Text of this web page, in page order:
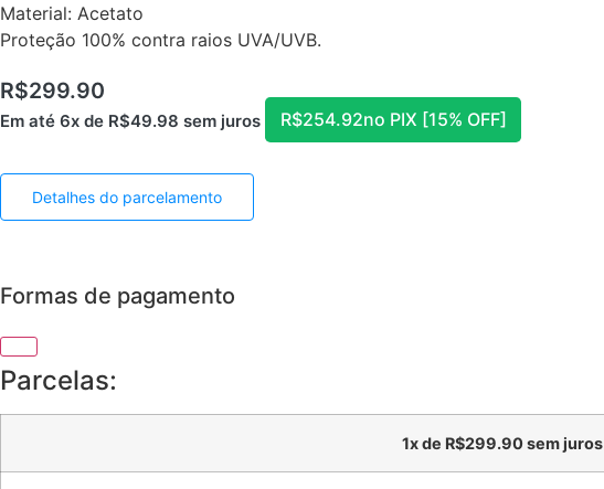
Material: Acetato
Proteção 100% contra raios UVA/UVB.
R$299.90
Em até 6x de R$49.98 sem juros R$254.92no PIX [15% OFF]
Detalhes do parcelamento
Formas de pagamento
Parcelas:
1x de R$299.90sem juros